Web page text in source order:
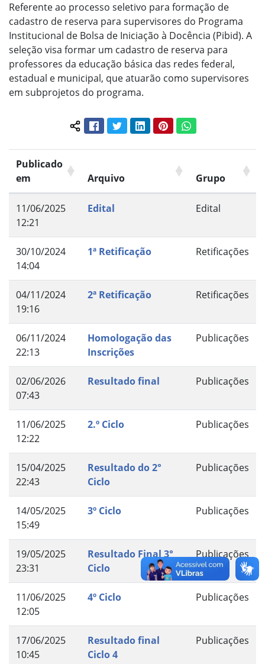
Referente ao processo seletivo para formação de
cadastro de reserva para supervisores do Programa
Institucional de Bolsa de Iniciação à Docência (Pibid). A
seleção visa formar um cadastro de reserva para
professores da educação básica das redes federal,
estadual e municipal, que atuarão como supervisores
em subprojetos do programa.
Compartilhar conteúdo:
FacebookTwitterLinkedInPinterestWhatsApp
Publicado
em
Arquivo Grupo
11/06/2025
12:21
Edital Edital
30/10/2024
14:04
1ª Retificação Retificações
04/11/2024
19:16
2ª Retificação Retificações
06/11/2024
22:13
Homologação das
Inscrições
Publicações
02/06/2026
07:43
Resultado final Publicações
11/06/2025
12:22
2.º Ciclo Publicações
15/04/2025
22:43
Resultado do 2°
Ciclo
Publicações
14/05/2025
15:49
3º Ciclo Publicações
19/05/2025
23:31
Resultado Final 3°
Ciclo
Publicações
11/06/2025
12:05
4º Ciclo Publicações
17/06/2025
10:45
Resultado final
Ciclo 4
Publicações